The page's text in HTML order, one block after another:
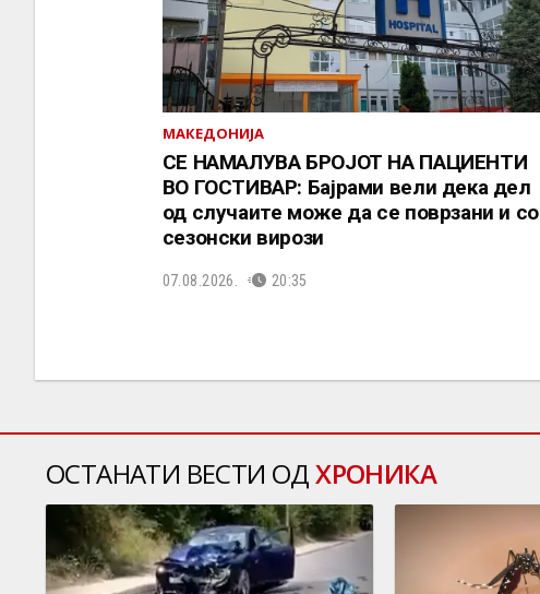
МАКЕДОНИЈА
СЕ НАМАЛУВА БРОЈОТ НА ПАЦИЕНТИ
ВО ГОСТИВАР: Бајрами вели дека дел
од случаите може да се поврзани и со
сезонски вирози
07.08.2026. 20:35
ОСТАНАТИ ВЕСТИ ОДХРОНИКА